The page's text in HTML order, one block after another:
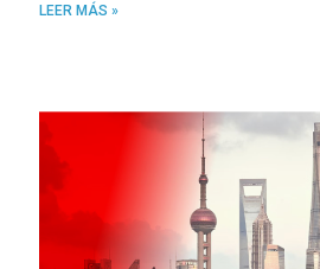
LEER MÁS »